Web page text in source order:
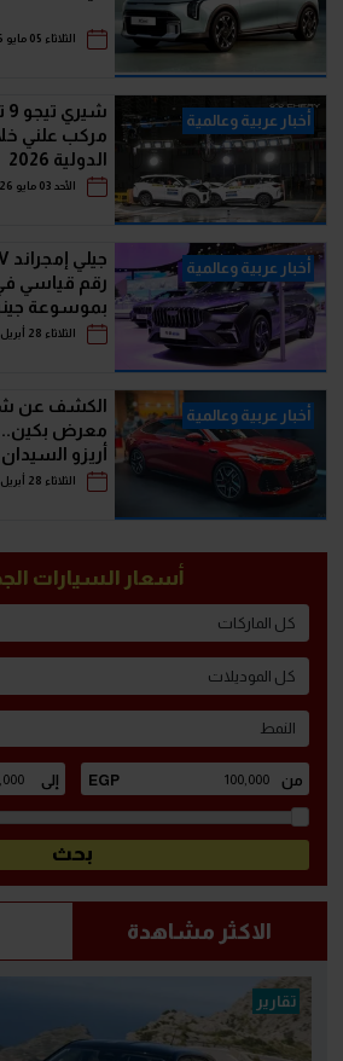
الثلاثاء 05 مايو 2026
أخبار عربية وعالمية
مركب علني
الدولية 2026
الأحد 03 مايو 2026
أخبار عربية وعالمية
رقم قياسي
بموسوعة
الثلاثاء 28 أبريل 2026
أخبار عربية وعالمية
معرض بكين..
أريزو السيدان
الثلاثاء 28 أبريل 2026
أسعار السيارات
كل الماركات
كل الموديلات
النمط
الاكثر مشاهدة
تقارير